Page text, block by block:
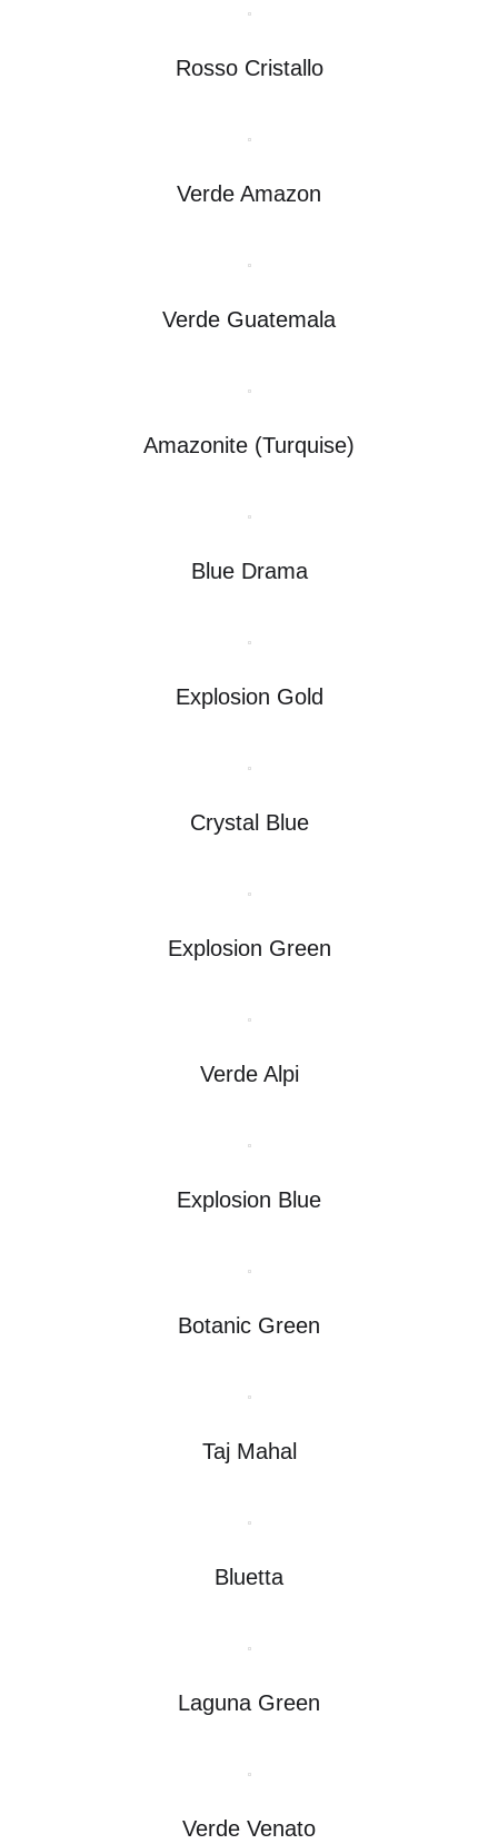
Rosso Cristallo
Verde Amazon
Verde Guatemala
Amazonite (Turquise)
Blue Drama
Explosion Gold
Crystal Blue
Explosion Green
Verde Alpi
Explosion Blue
Botanic Green
Taj Mahal
Bluetta
Laguna Green
Verde Venato